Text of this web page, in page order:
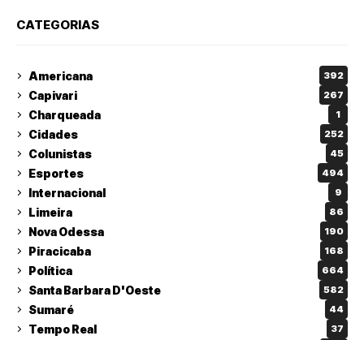
CATEGORIAS
Americana 392
Capivari 267
Charqueada 1
Cidades 252
Colunistas 45
Esportes 494
Internacional 9
Limeira 86
Nova Odessa 190
Piracicaba 168
Política 664
Santa Barbara D'Oeste 582
Sumaré 44
Tempo Real 37